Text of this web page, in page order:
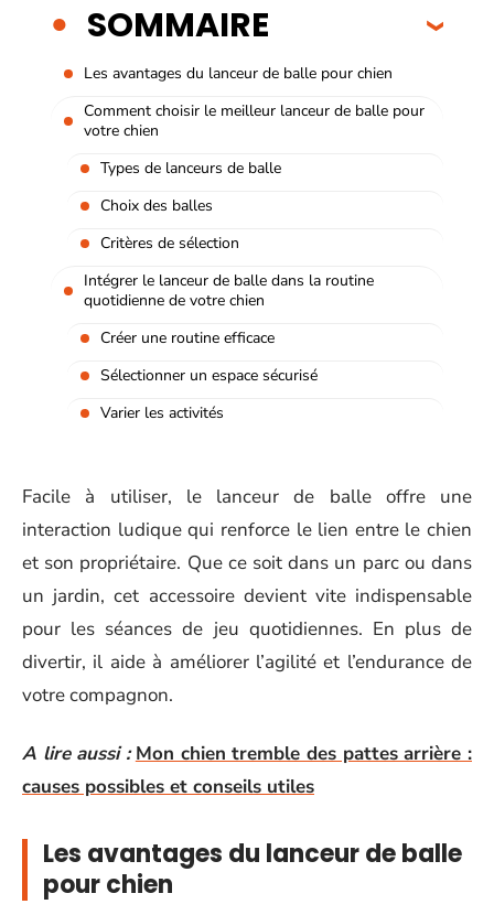
SOMMAIRE
Les avantages du lanceur de balle pour chien
Comment choisir le meilleur lanceur de balle pour
votre chien
Types de lanceurs de balle
Choix des balles
Critères de sélection
Intégrer le lanceur de balle dans la routine
quotidienne de votre chien
Créer une routine efficace
Sélectionner un espace sécurisé
Varier les activités
Facile à utiliser, le lanceur de balle offre une
interaction ludique qui renforce le lien entre le chien
et son propriétaire. Que ce soit dans un parc ou dans
un jardin, cet accessoire devient vite indispensable
pour les séances de jeu quotidiennes. En plus de
divertir, il aide à améliorer l’agilité et l’endurance de
votre compagnon.
A lire aussi : Mon chien tremble des pattes arrière :
causes possibles et conseils utiles
Les avantages du lanceur de balle
pour chien